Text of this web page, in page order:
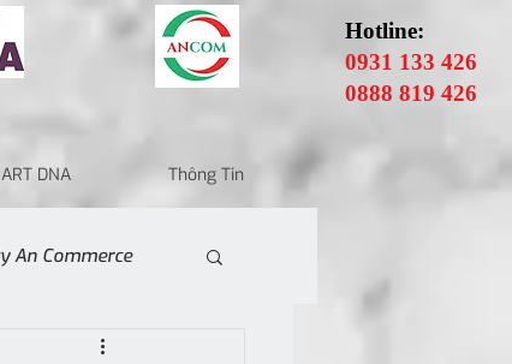
DNA Thông Tin
Hotline:
0931 133 426
0888 819 426
An Commerce